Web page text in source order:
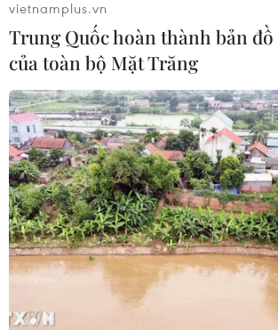
vietnamplus.vn
Trung Quốc hoàn thành bản
của toàn bộ Mặt Trăng